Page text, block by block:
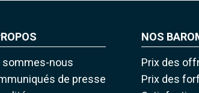
sommes-nous
de presse
NOS
Prix des
Prix des